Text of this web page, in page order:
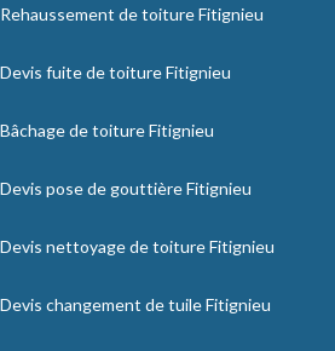
Rehaussement de toiture Fitignieu
Devis fuite de toiture Fitignieu
Bâchage de toiture Fitignieu
Devis pose de gouttière Fitignieu
Devis nettoyage de toiture Fitignieu
Devis changement de tuile Fitignieu